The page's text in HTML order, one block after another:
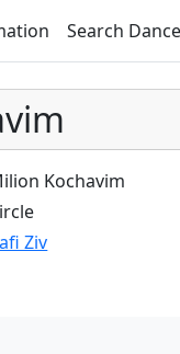
Search
Kochavim
Ziv